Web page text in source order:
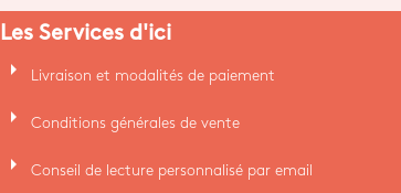
Les Services d'ici
arrow_right Livraison et modalités de paiement
arrow_right Conditions générales de vente
arrow_right Conseil de lecture personnalisé par email